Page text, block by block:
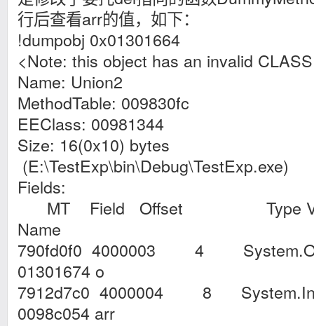
行后查看arr的值，如下：
!dumpobj 0x01301664
<Note: this object has an invalid
Name: Union2
MethodTable: 009830fc
EEClass: 00981344
Size: 16(0x10) bytes
(E:\TestExp\bin\Debug\TestExp.exe)
Fields:
MT Field Offset Type
Name
790fd0f0 4000003 4
01301674 o
7912d7c0 4000004 8
0098c054 arr